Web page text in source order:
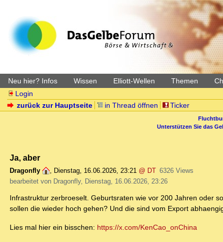
Neu hier? Infos Wissen Elliott-Wellen Themen
Login
zurück zur Hauptseite
in Thread öffnen Ticker
Unterstützen Sie das
Ja, aber
Dragonfly , Dienstag, 16.06.2026, 23:21 @ DT 6326 Views
bearbeitet von Dragonfly, Dienstag, 16.06.2026, 23:26
Infrastruktur zerbroeselt. Geburtsraten wie vor 200 Jahren oder
sollen die wieder hoch gehen? Und die sind vom Export
Lies mal hier ein bisschen: https://x.com/KenCao_onChina